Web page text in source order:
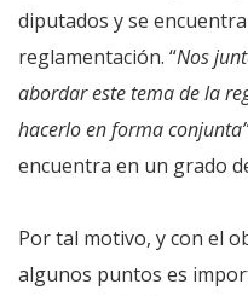
diputados y se
reglamentación. “Nos
abordar este tema de la
hacerlo en forma conjunta”
encuentra en un grado
Por tal motivo, y con el
algunos puntos es